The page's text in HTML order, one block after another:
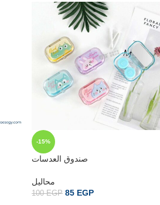
-15%
صندوق العدسات
محاليل
100EGP 85 EGP